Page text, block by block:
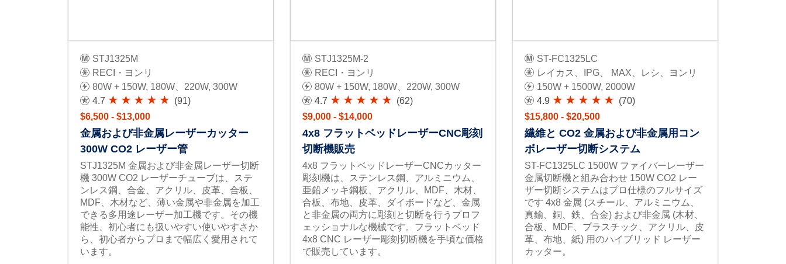
STJ1325M
RECI・ヨンリ
80W + 150W, 180W、220W, 300W
4.7
(91)
$6,500 - $13,000
金属および非金属レーザーカッター
300W CO2 レーザー管
STJ1325M 金属および非金属レーザー切断
機 300W CO2 レーザーチューブは、ステ
ンレス鋼、合金、アクリル、皮革、合板、
MDF、木材など、薄い金属や非金属を加工
できる多用途レーザー加工機です。その機
能性、初心者にも扱いやすい使いやすさか
ら、初心者からプロまで幅広く愛用されて
います。
STJ1325M-2
RECI・ヨンリ
80W + 150W, 180W、220W, 300W
4.7
(62)
$9,000 - $14,000
4x8 フラットベッドレーザーCNC彫刻
切断機販売
4x8 フラットベッドレーザーCNCカッター
彫刻機は、ステンレス鋼、アルミニウム、
亜鉛メッキ鋼板、アクリル、MDF、木材、
合板、布地、皮革、ダイボードなど、金属
と非金属の両方に彫刻と切断を行うプロフ
ェッショナルな機械です。フラットベッド
4x8 CNC レーザー彫刻切断機を手頃な価格
で販売しています。
ST-FC1325LC
レイカス、IPG、 MAX、レシ、ヨンリ
150W + 1500W, 2000W
4.9
(70)
$15,800 - $20,500
繊維と CO2 金属および非金属用コン
ボレーザー切断システム
ST-FC1325LC 1500W ファイバーレーザー
金属切断機と組み合わせ 150W CO2 レー
ザー切断システムはプロ仕様のフルサイズ
です 4x8 金属 (スチール、アルミニウム、
真鍮、銅、鉄、合金) および非金属 (木材、
合板、MDF、プラスチック、アクリル、皮
革、布地、紙) 用のハイブリッド レーザー
カッター。